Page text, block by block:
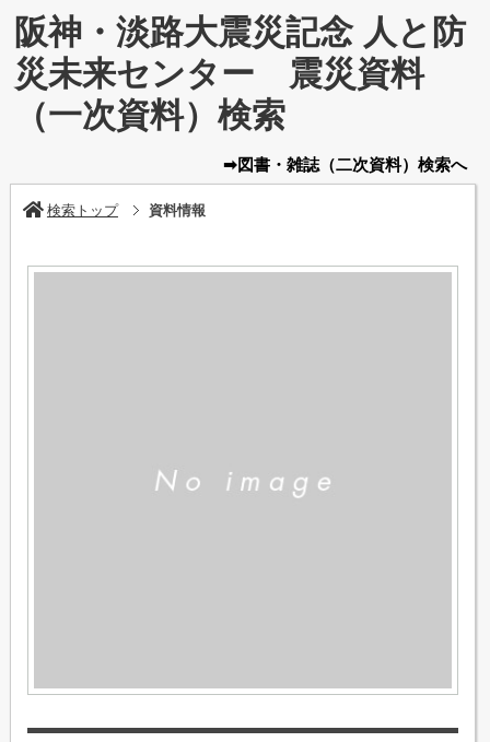
阪神・淡路大震災記念 人と防
災未来センター 震災資料
（一次資料）検索
➡図書・雑誌（二次資料） 検索へ
検索トップ 資料情報